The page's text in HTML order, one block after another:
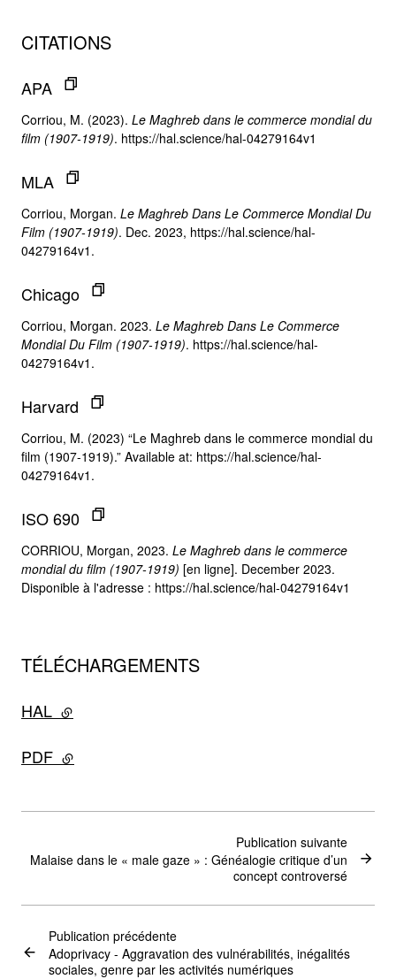
CITATIONS
APA
Corriou, M. (2023). Le Maghreb dans le commerce mondial du
film (1907-1919). https://hal.science/hal-04279164v1
MLA
Corriou, Morgan. Le Maghreb Dans Le Commerce Mondial Du
Film (1907-1919). Dec. 2023, https://hal.science/hal-
04279164v1.
Chicago
Corriou, Morgan. 2023. Le Maghreb Dans Le Commerce
Mondial Du Film (1907-1919). https://hal.science/hal-
04279164v1.
Harvard
Corriou, M. (2023) “Le Maghreb dans le commerce mondial du
film (1907-1919).” Available at: https://hal.science/hal-
04279164v1.
ISO 690
CORRIOU, Morgan, 2023. Le Maghreb dans le commerce
mondial du film (1907-1919) [en ligne]. December 2023.
Disponible à l'adresse : https://hal.science/hal-04279164v1
TÉLÉCHARGEMENTS
HAL - lien externe
PDF - lien externe
Publication précédente
Adoprivacy - Aggravation des vulnérabilités, inégalités
sociales, genre par les activités numériques
Publication suivante
Malaise dans le « male gaze » : Généalogie critique d’un
concept controversé